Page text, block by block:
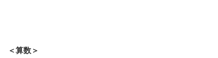
＜算数＞